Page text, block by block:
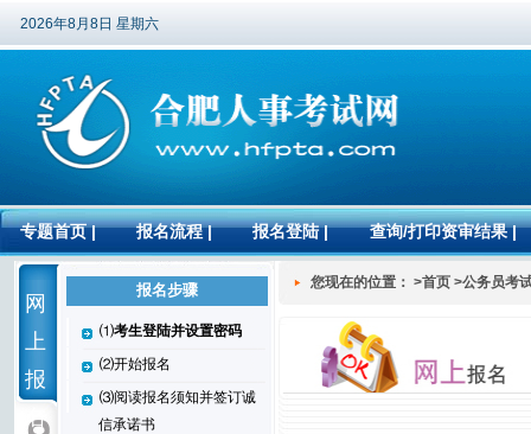
2026年8月8日 星期六
专题首页 | 报名流程| 报名登陆 | 查询/打印资审结果|
网
上
报
名
报名步骤
⑴考生登陆并设置密码
⑵开始报名
⑶阅读报名须知并签订诚
信承诺书
您现在的位置： >首页 >公务员考